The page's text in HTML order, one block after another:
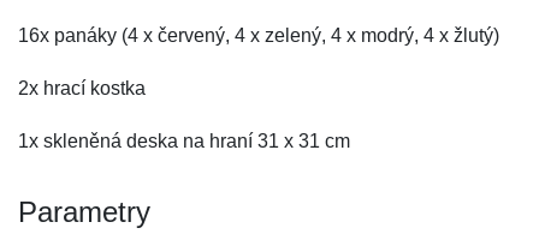
16x panáky (4 x červený, 4 x zelený, 4 x modrý, 4 x žlutý)
2x hrací kostka
1x skleněná deska na hraní 31 x 31 cm
Parametry